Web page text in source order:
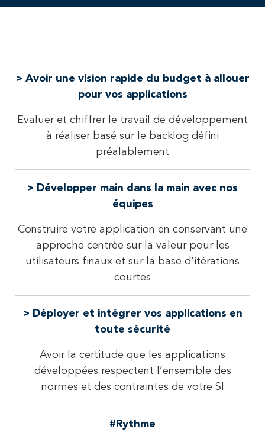
> Avoir une vision rapide du budget à allouer
pour vos applications
Evaluer et chiffrer le travail de développement
à réaliser basé sur le backlog défini
préalablement
> Développer main dans la main avec nos
équipes
Construire votre application en conservant une
approche centrée sur la valeur pour les
utilisateurs finaux et sur la base d’itérations
courtes
> Déployer et intégrer vos applications en
toute sécurité
Avoir la certitude que les applications
développées respectent l’ensemble des
normes et des contraintes de votre SI
#Rythme